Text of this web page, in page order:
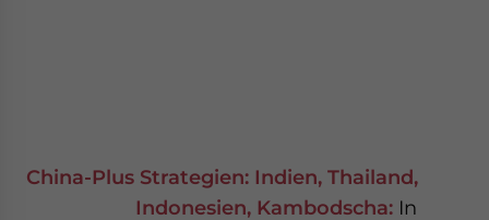
China-Plus Strategien: Indien, Thailand,
Indonesien, Kambodscha: In